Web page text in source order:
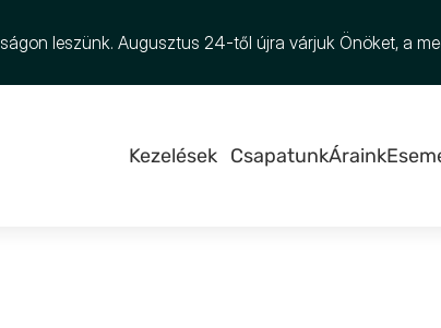
leszünk. Augusztus 24-től újra várjuk Önöket, a
Kezelések CsapatunkÁraink